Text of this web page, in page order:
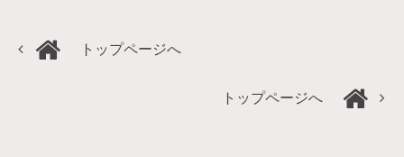
トップページへ
トップページへ